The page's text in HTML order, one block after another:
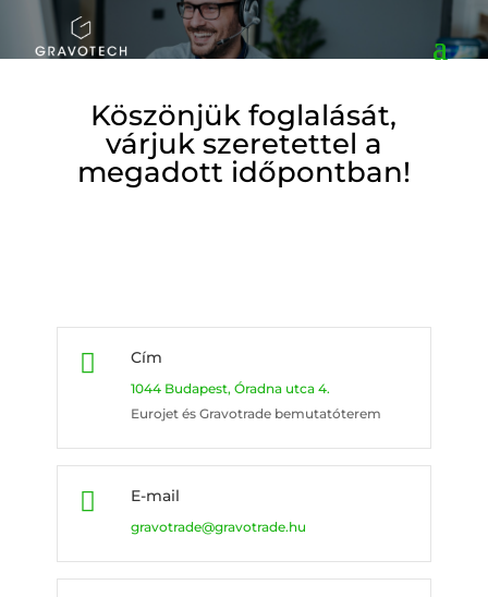
Köszönjük foglalását,
várjuk szeretettel a
megadott időpontban!
 Cím
1044 Budapest, Óradna utca 4.
Eurojet és Gravotrade bemutatóterem
 E-mail
gravotrade@gravotrade.hu